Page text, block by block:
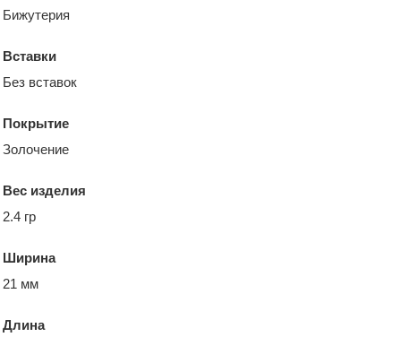
Бижутерия
Вставки
Без вставок
Покрытие
Золочение
Вес изделия
2.4 гр
Ширина
21 мм
Длина